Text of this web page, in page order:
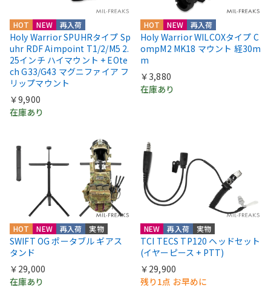
HOT NEW 再入荷
Holy Warrior SPUHRタイプ Sp
uhr RDF Aimpoint T1/2/M5 2.
25インチ ハイマウント + EOte
ch G33/G43 マグニファイア フ
リップマウント
￥9,900
在庫あり
HOT NEW 再入荷
Holy Warrior WILCOXタイプ C
ompM2 MK18 マウント 経30m
m
￥3,880
在庫あり
HOT NEW 再入荷 実物
SWIFT OG ポータブル ギアス
タンド
￥29,000
在庫あり
NEW 再入荷 実物
TCI TECS TP120 ヘッドセット
(イヤーピース + PTT)
￥29,900
残り1点 お早めに